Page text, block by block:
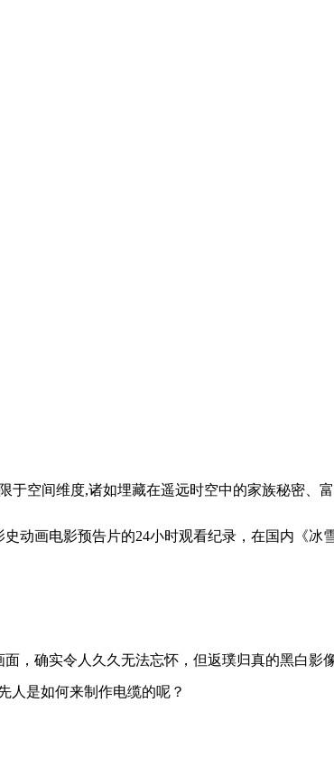
于空间维度,诸如埋藏在遥远时空中的家族秘密
动画电影预告片的24小时观看纪录，在国内《
，确实令人久久无法忘怀，但返璞归真的黑白
人是如何来制作电缆的呢？